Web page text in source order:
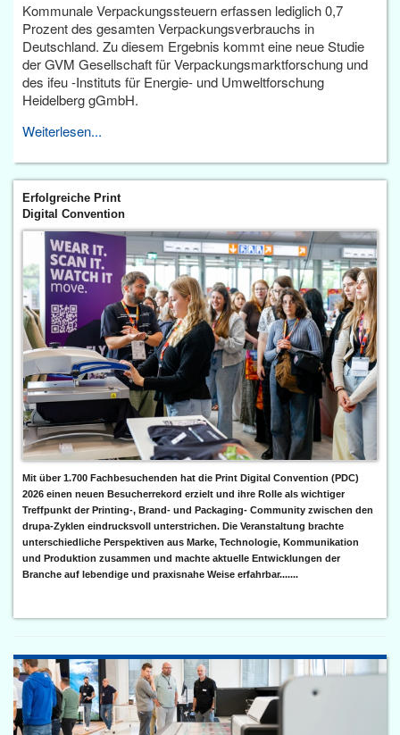
Kommunale Verpackungssteuern erfassen lediglich 0,7
Prozent des gesamten Verpackungsverbrauchs in
Deutschland. Zu diesem Ergebnis kommt eine neue Studie
der GVM Gesellschaft für Verpackungsmarktforschung und
des ifeu -Instituts für Energie- und Umweltforschung
Heidelberg gGmbH.
Weiterlesen...
Erfolgreiche Print
Digital Convention
Mit über 1.700 Fachbesuchenden hat die Print Digital Convention (PDC)
2026 einen neuen Besucherrekord erzielt und ihre Rolle als wichtiger
Treffpunkt der Printing-, Brand- und Packaging- Community zwischen den
drupa-Zyklen eindrucksvoll unterstrichen. Die Veranstaltung brachte
unterschiedliche Perspektiven aus Marke, Technologie, Kommunikation
und Produktion zusammen und machte aktuelle Entwicklungen der
Branche auf lebendige und praxisnahe Weise erfahrbar.......